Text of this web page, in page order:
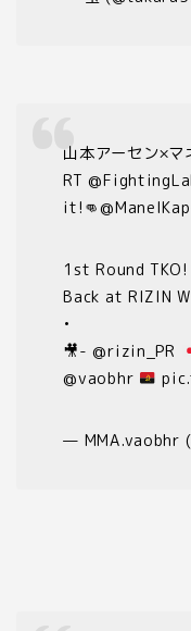
山本アーセン×
RT
it! 👊
1st Round
Back at RIZIN
•
🎥- @rizin_PR
@vaobhr
— MMA.vaobhr